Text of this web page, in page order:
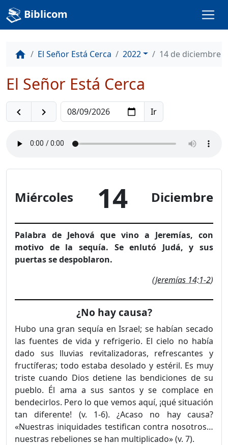
Biblicom
home El Señor Está Cerca 2022 14 de diciembre
El Señor Está Cerca
navigate_before navigate_next
Miércoles 14 Diciembre
Palabra de Jehová que vino a Jeremías, con
motivo de la sequía. Se enlutó Judá, y sus
puertas se despoblaron.
(Jeremías 14:1-2)
¿No hay causa?
Hubo una gran sequía en Israel; se habían secado
las fuentes de vida y refrigerio. El cielo no había
dado sus lluvias revitalizadoras, refrescantes y
fructíferas; todo estaba desolado y estéril. Es muy
triste cuando Dios detiene las bendiciones de su
pueblo. Él ama a sus santos y se complace en
bendecirlos. Pero lo que vemos aquí, ¡qué situación
tan diferente! (v. 1-6). ¿Acaso no hay causa?
«Nuestras iniquidades testifican contra nosotros…
nuestras rebeliones se han multiplicado» (v. 7).